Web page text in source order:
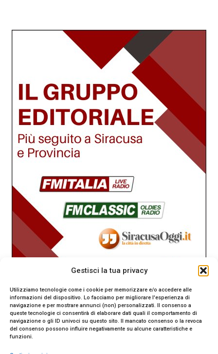
Gestisci la tua privacy
Utilizziamo tecnologie come i cookie per memorizzare e/o accedere alle
informazioni del dispositivo. Lo facciamo per migliorare l'esperienza di
navigazione e per mostrare annunci (non) personalizzati. Il consenso a
queste tecnologie ci consentirà di elaborare dati quali il comportamento di
navigazione o gli ID univoci su questo sito. Il mancato consenso o la revoca
del consenso possono influire negativamente su alcune caratteristiche e
funzioni.